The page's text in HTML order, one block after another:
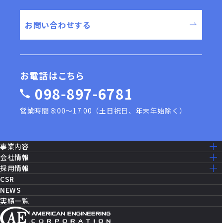
お問い合わせする
お電話はこちら
098-897-6781
営業時間 8:00〜17:00（土日祝日、年末年始除く）
事業内容
事業内容一覧
建設工事［米軍基地］
建設工事［公共事業］
機器修理・設備メンテナンス
ITソリューション
消防設備・制御
セールス・マーケティング
セキュリティシステム
会社情報
ミッション・ビジョン
ごあいさつ
会社概要
沿革
アクセスマップ
グループ企業一覧
採用情報
採用情報トップ
仕事を知る
先輩社員の声
働く環境
福利厚生
CSR
NEWS
実績一覧